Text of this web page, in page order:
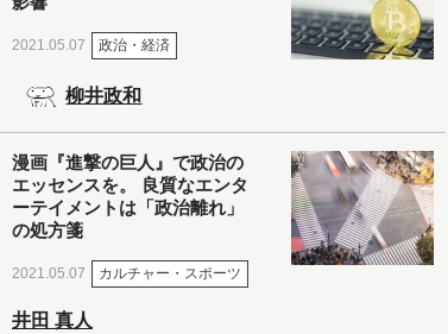
2021.05.07 政治・経済
柳井政和
漫画『進撃の巨人』で政治の
エッセンスを。 良質なエンタ
ーテイメントは「政治離れ」
の処方箋
2021.05.07 カルチャー・スポーツ
井田 真人